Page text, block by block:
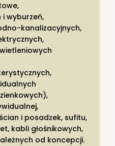
i wyburzeń,
kanalizacyjnych,
i posadzek, sufitu,
kabli głośnikowych,
od koncepcji.